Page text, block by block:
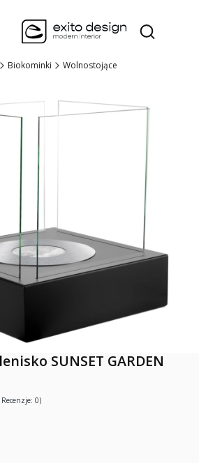
Otwórz
Biokominki Wolnostojące
SUNSET GARDEN
0)